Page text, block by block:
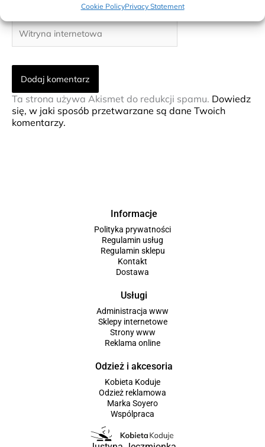
Cookie PolicyPrivacy Statement
Witryna
internetowa
Ta strona używa Akismet do redukcji spamu. Dowiedz
się, w jaki sposób przetwarzane są dane Twoich
komentarzy.
Informacje
Polityka prywatności
Regulamin usług
Regulamin sklepu
Kontakt
Dostawa
Usługi
Administracja www
Sklepy internetowe
Strony www
Reklama online
Odzież i akcesoria
Kobieta Koduje
Odzież reklamowa
Marka Soyero
Wspólpraca